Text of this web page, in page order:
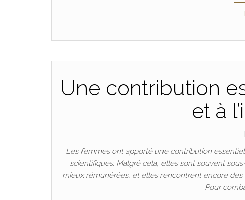
Une contribution
et à
Les femmes ont apporté une contribution
scientifiques. Malgré cela, elles sont souvent
mieux rémunérées, et elles rencontrent encore
Pour